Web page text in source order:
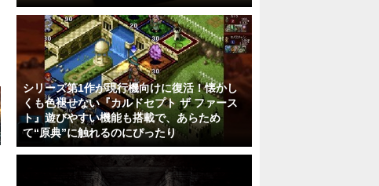
シリーズ第1作が現行機向けに復活！懐かし
くも色褪せない『カルドセプト ザ ファース
ト』遊びやすい機能も搭載で、あらため
て“原典”に触れるのにぴったり